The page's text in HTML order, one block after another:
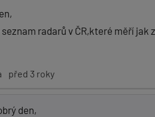
radarů v ČR,které měří
před 3 roky
den,